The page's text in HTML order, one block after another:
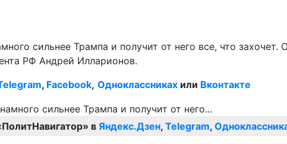
сильнее Трампа и получит от него все, что
РФ Андрей Илларионов.
, Facebook, Одноклассниках или Вконтакте
в Яндекс.Дзен, Telegram,